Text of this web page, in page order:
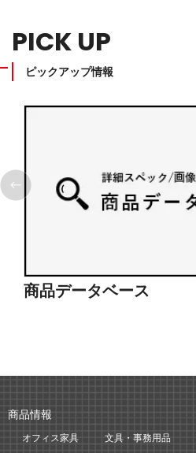
PICK UP
ピックアップ情報
商品データベース
商品情報
オフィス家具 文具・事務用品